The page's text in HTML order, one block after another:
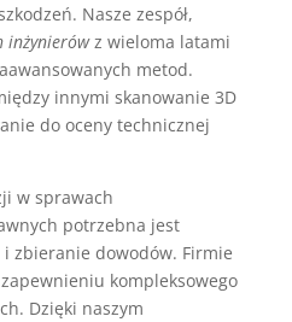
Nasze zespół,
inżynierówz wieloma latami
metod.
innymi skanowanie 3D
do oceny technicznej
w sprawach
potrzebna jest
zbieranie dowodów. Firmie
zapewnieniu kompleksowego
Dzięki naszym